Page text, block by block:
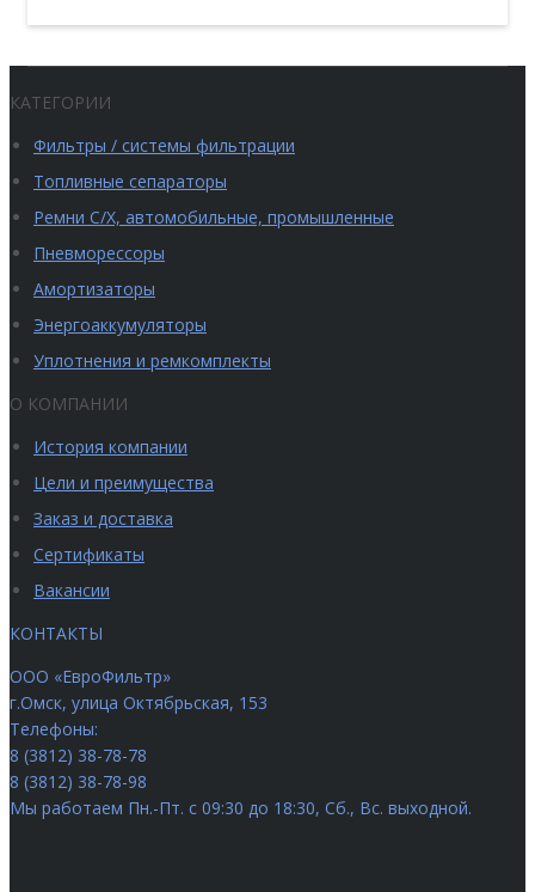
КАТЕГОРИИ
Фильтры / системы фильтрации
Топливные сепараторы
Ремни С/Х, автомобильные, промышленные
Пневморессоры
Амортизаторы
Энергоаккумуляторы
Уплотнения и ремкомплекты
О КОМПАНИИ
История компании
Цели и преимущества
Заказ и доставка
Сертификаты
Вакансии
КОНТАКТЫ
ООО «ЕвроФильтр»
г.Омск, улица Октябрьская, 153
Телефоны:
8 (3812) 38-78-78
8 (3812) 38-78-98
Мы работаем Пн.-Пт. с 09:30 до 18:30, Сб., Вс. выходной.